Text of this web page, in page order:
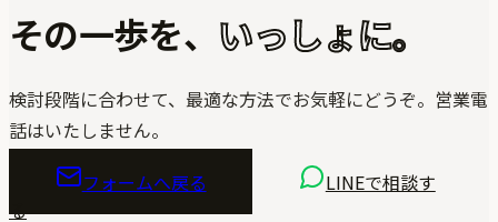
その一歩を、 いっしょに。
検討段階に合わせて、最適な方法でお気軽にどうぞ。営業電
話はいたしません。
フォームへ戻る
LINEで相談す
る